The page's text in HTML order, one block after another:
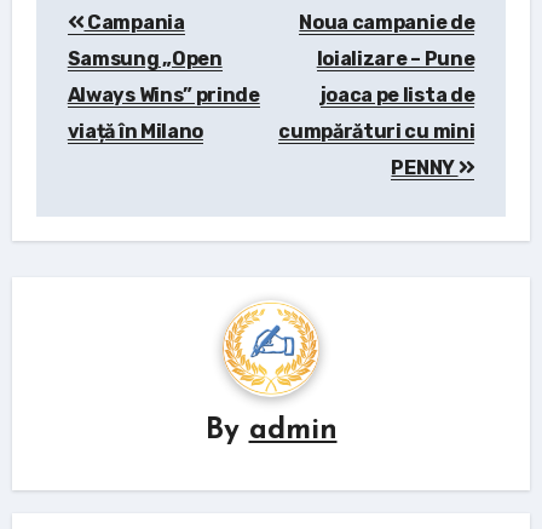
navigation
Campania
Samsung „Open
Always Wins” prinde
viață în Milano
Noua campanie de
loializare – Pune
joaca pe lista de
cumpărături cu mini
PENNY
By admin